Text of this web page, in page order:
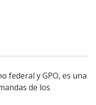
federal y GPO, es una
de los